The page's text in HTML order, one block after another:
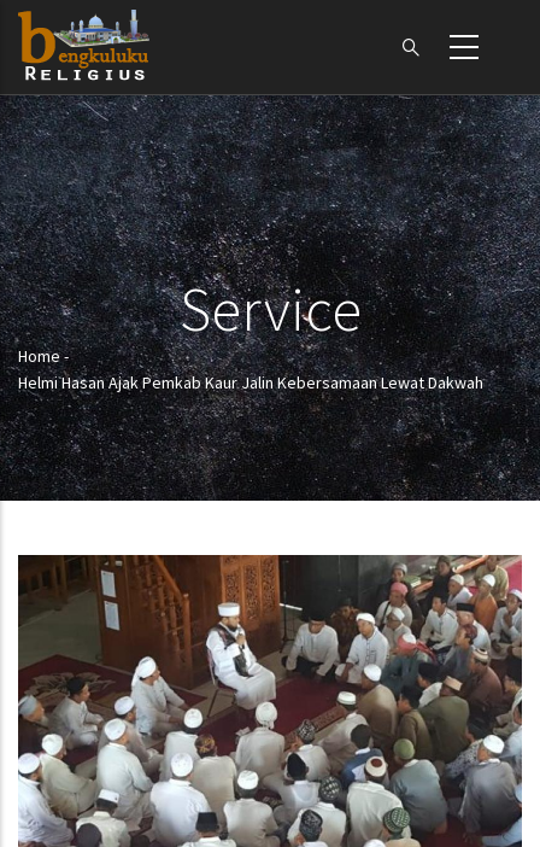
Skip
main
content
Service
Breadcrumb
Home-
Helmi Hasan Ajak Pemkab Kaur Jalin Kebersamaan Lewat Dakwah